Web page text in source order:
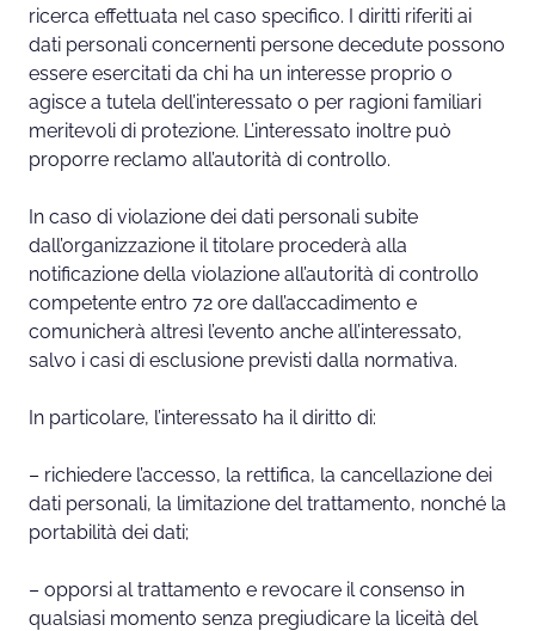
ricerca effettuata nel caso specifico. I diritti riferiti ai
dati personali concernenti persone decedute possono
essere esercitati da chi ha un interesse proprio o
agisce a tutela dell’interessato o per ragioni familiari
meritevoli di protezione. L’interessato inoltre può
proporre reclamo all’autorità di controllo.
In caso di violazione dei dati personali subite
dall’organizzazione il titolare procederà alla
notificazione della violazione all’autorità di controllo
competente entro 72 ore dall’accadimento e
comunicherà altresì l’evento anche all’interessato,
salvo i casi di esclusione previsti dalla normativa.
In particolare, l’interessato ha il diritto di:
– richiedere l’accesso, la rettifica, la cancellazione dei
dati personali, la limitazione del trattamento, nonché la
portabilità dei dati;
– opporsi al trattamento e revocare il consenso in
qualsiasi momento senza pregiudicare la liceità del